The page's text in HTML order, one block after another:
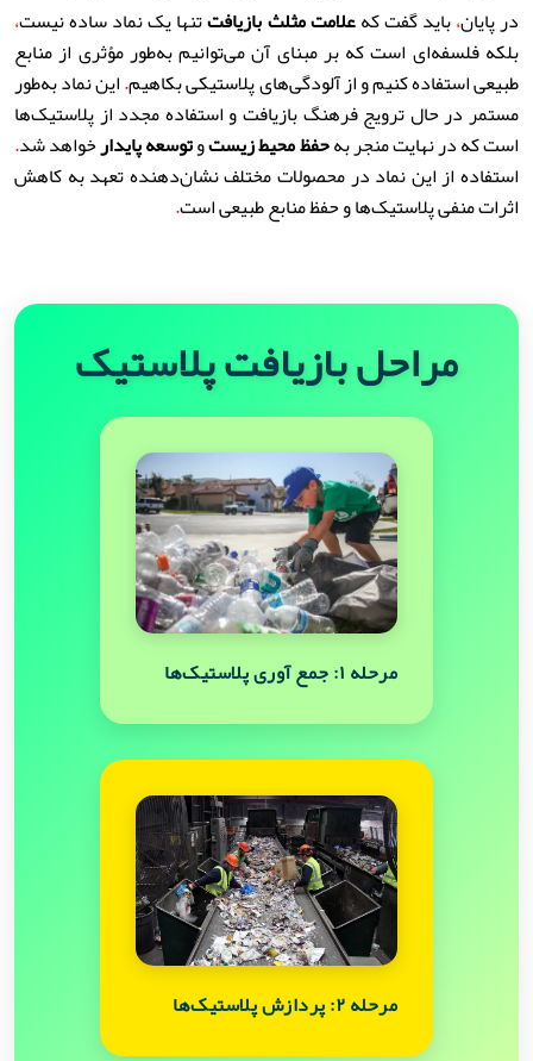
در پایان،باید گفت کهعلامت مثلث بازیافتتنها یک نماد ساده نیست،
بلکه فلسفه‌ای است که بر مبنای آن می‌توانیم به‌طور مؤثری از منابع
طبیعی استفاده کنیم و از آلودگی‌های پلاستیکی بکاهیم.این نماد به‌طور
مستمر در حال ترویج فرهنگ بازیافت و استفاده مجدد از پلاستیک‌ها
است که در نهایت منجر بهحفظ محیط زیستوتوسعه پایدارخواهد شد.
استفاده از این نماد در محصولات مختلف نشان‌دهنده تعهد به کاهش
اثرات منفی پلاستیک‌ها و حفظ منابع طبیعی است.
مراحل بازیافت پلاستیک
مرحله ۱: جمع آوری پلاستیک‌ها
مرحله ۲: پردازش پلاستیک‌ها